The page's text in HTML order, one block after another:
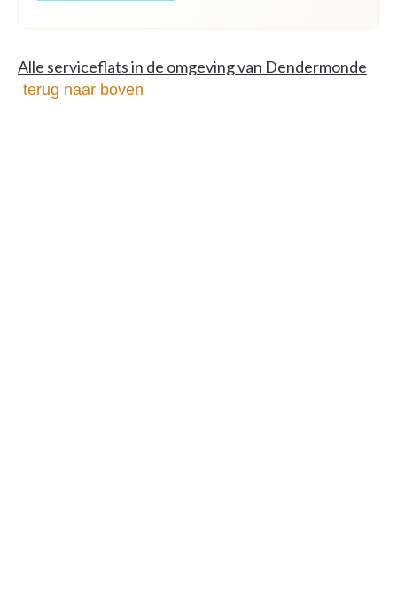
Alle serviceflats in de omgeving van Dendermonde
terug naar boven